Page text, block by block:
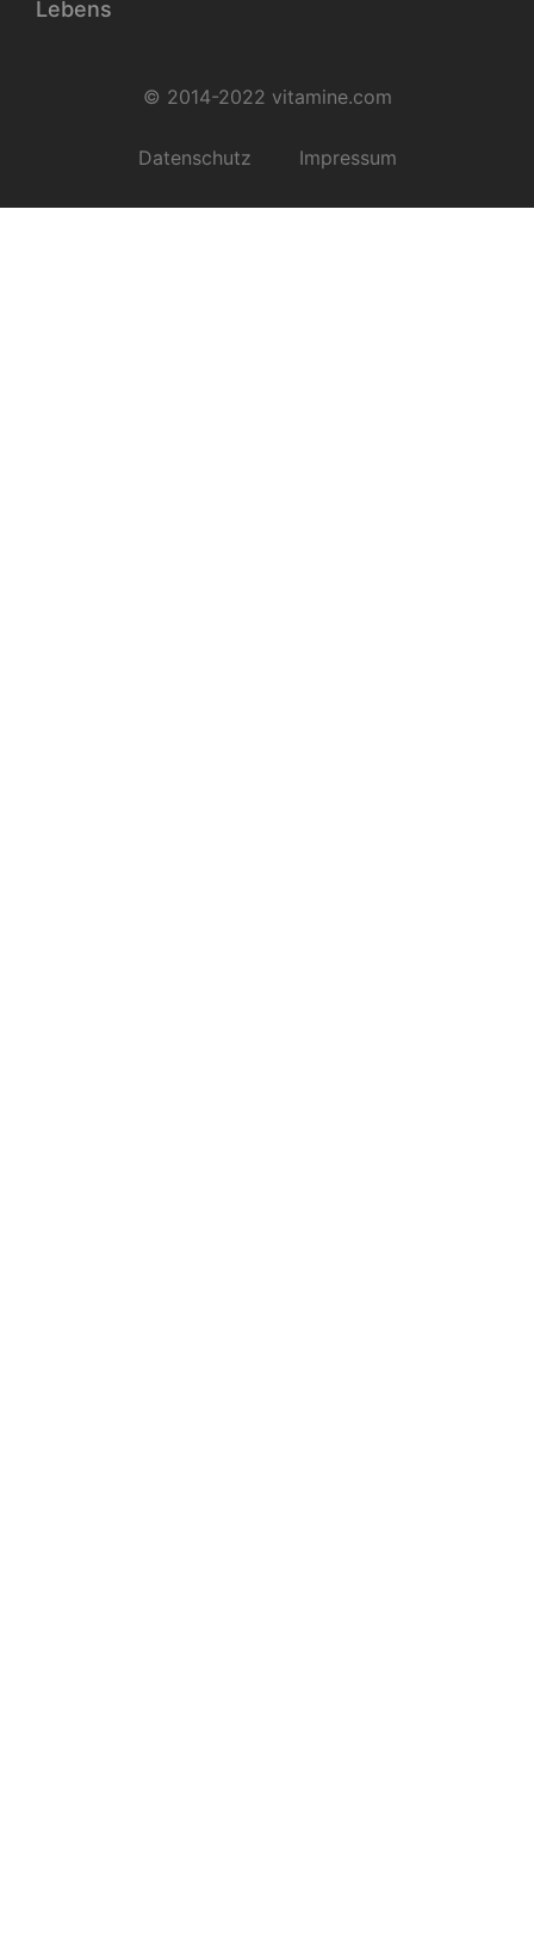
Lebens
© 2014-2022 vitamine.com
Datenschutz Impressum